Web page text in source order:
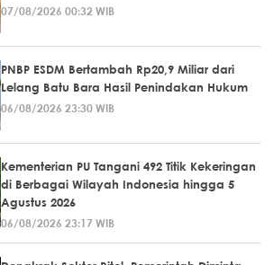
07/08/2026 00:32 WIB
PNBP ESDM Bertambah Rp20,9 Miliar dari
Lelang Batu Bara Hasil Penindakan Hukum
06/08/2026 23:30 WIB
Kementerian PU Tangani 492 Titik Kekeringan
di Berbagai Wilayah Indonesia hingga 5
Agustus 2026
06/08/2026 23:17 WIB